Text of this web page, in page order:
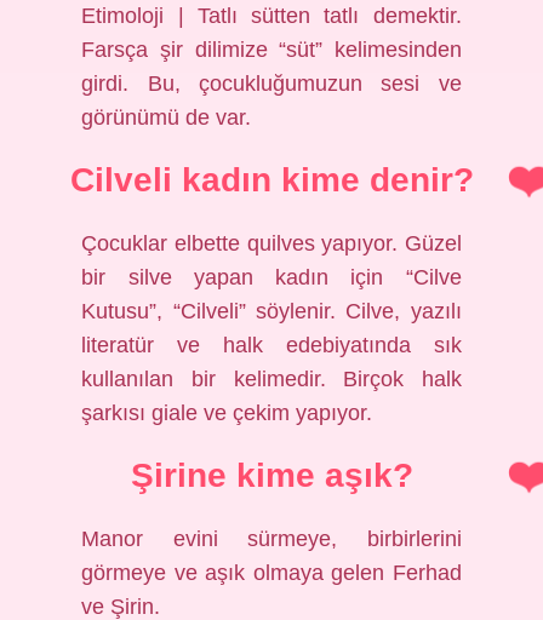
Etimoloji | Tatlı sütten tatlı demektir.
Farsça şir dilimize “süt” kelimesinden
girdi. Bu, çocukluğumuzun sesi ve
görünümü de var.
Cilveli kadın kime denir?
Çocuklar elbette quilves yapıyor. Güzel
bir silve yapan kadın için “Cilve
Kutusu”, “Cilveli” söylenir. Cilve, yazılı
literatür ve halk edebiyatında sık
kullanılan bir kelimedir. Birçok halk
şarkısı giale ve çekim yapıyor.
Şirine kime aşık?
Manor evini sürmeye, birbirlerini
görmeye ve aşık olmaya gelen Ferhad
ve Şirin.